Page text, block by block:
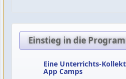
Einstieg in die
Eine Unterrichts-
App Camps